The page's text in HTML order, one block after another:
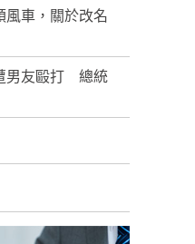
風車，關於改名
男友毆打 總統